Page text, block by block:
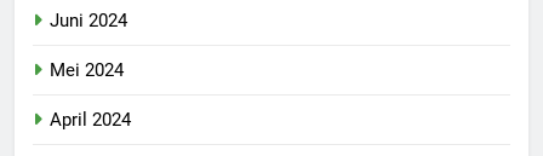
Juni 2024
Mei 2024
April 2024